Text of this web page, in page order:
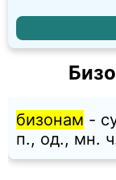
бизонам -
п., од., мн.